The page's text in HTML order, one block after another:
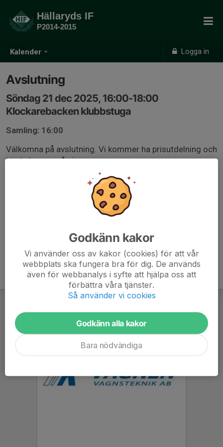
Kalender Logga in
Hällaryds IF
P2014-2015
Avslutning
Söndag 21 dec 2025, 16:00-18:00
Klockarebacken klubbstuga
Samling: 16:00
Välkomna på avslutning. Vi kommer ha prisutdelning och
bjuda barnen på pizza
Godkänn kakor
Vi använder oss av kakor (cookies) för att vår
webbplats ska fungera bra för dig. De används
även för webbanalys i syfte att hjälpa oss att
förbättra våra tjänster.
Så använder vi cookies
Godkänn alla kakor
Bara nödvändiga